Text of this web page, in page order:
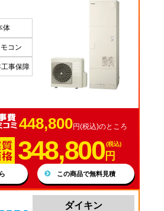
体
モコン
事保障
448,800円(税込)のところ
348,800(税込)
円
この商品で無料見積
ダイキン